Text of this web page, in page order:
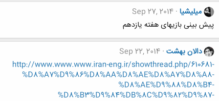
میلیشیا Sep 27, 2014
پیش بینی بازیهای هفته یازدهم
دالان بهشت Sep 22, 2014
http://www.www.www.iran-eng.ir/showthread.php/610681-
%D8%A7%D9%86%D8%AA%D8%AE%D8%A7%D8%A8-
%D8%AE%D9%88%D8%B4-
%D8%B3%D9%84%DB%8C%D9%82%D9%87-